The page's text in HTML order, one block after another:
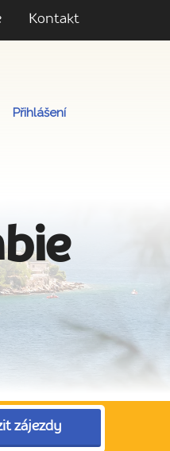
Kontakt
Přihlášení
zájezdy